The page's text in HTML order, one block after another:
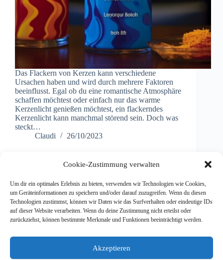
Cookie-Zustimmung verwalten
Um dir ein optimales Erlebnis zu bieten, verwenden wir Technologien wie Cookies,
um Geräteinformationen zu speichern und/oder darauf zuzugreifen. Wenn du diesen
Technologien zustimmst, können wir Daten wie das Surfverhalten oder eindeutige IDs
auf dieser Website verarbeiten. Wenn du deine Zustimmung nicht erteilst oder
zurückziehst, können bestimmte Merkmale und Funktionen beeinträchtigt werden.
Akzeptieren
Das Flackern von Kerzen kann verschiedene
Ursachen haben und wird durch mehrere Faktoren
beeinflusst. Egal ob du eine romantische Atmosphäre
schaffen möchtest oder einfach nur das warme
Kerzenlicht genießen möchtest, ein flackerndes
Kerzenlicht kann manchmal störend sein. Doch was
steckt…
Claudi
26/10/2023
ZURÜCK NÄCHSTE